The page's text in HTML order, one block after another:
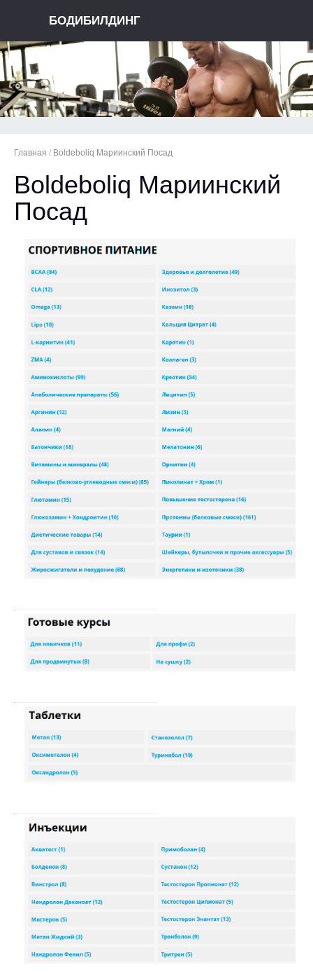
БОДИБИЛДИНГ
Главная / Boldeboliq Мариинский Посад
Boldeboliq Мариинский
Посад